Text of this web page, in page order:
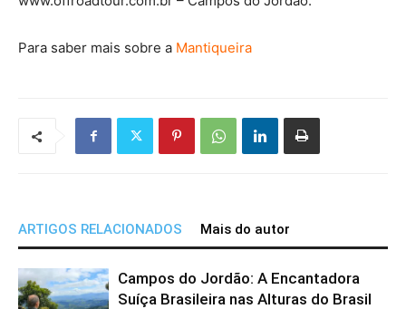
Para saber mais sobre a Mantiqueira
ARTIGOS RELACIONADOS Mais do autor
Campos do Jordão: A Encantadora
Suíça Brasileira nas Alturas do Brasil